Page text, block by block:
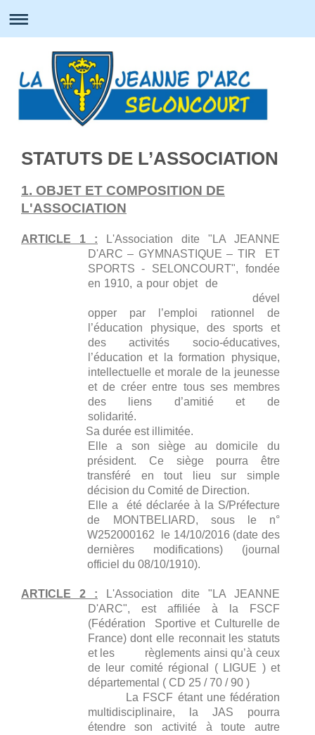
STATUTS DE L’ASSOCIATION
1. OBJET ET COMPOSITION DE
L'ASSOCIATION
ARTICLE 1 :
L'Association dite "LA JEANNE
D'ARC – GYMNASTIQUE – TIR ET
SPORTS - SELONCOURT", fondée
en 1910, a pour objet de
dével
opper par l’emploi rationnel de
l’éducation physique, des sports et
des activités socio-éducatives,
l’éducation et la formation physique,
intellectuelle et morale de la jeunesse
et de créer entre tous ses membres
des liens d’amitié et de
solidarité.
Sa durée est illimitée.
Elle a son siège au domicile du
président. Ce siège pourra être
transféré en tout lieu sur simple
décision du Comité de Direction.
Elle a été déclarée à la S/Préfecture
de MONTBELIARD, sous le n°
W252000162 le 14/10/2016 (date des
dernières modifications) (journal
officiel du 08/10/1910).
ARTICLE 2 :
L'Association dite "LA JEANNE
D'ARC", est affiliée à la FSCF
(Fédération Sportive et Culturelle de
France) dont elle reconnait les statuts
et les règlements ainsi qu’à ceux
de leur comité régional ( LIGUE ) et
départemental ( CD 25 / 70 / 90 )
La FSCF étant une fédération
multidisciplinaire, la JAS pourra
étendre son activité à toute autre